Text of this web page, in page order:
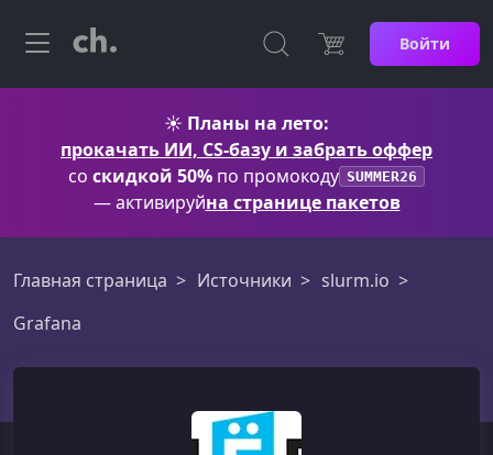
Войти
☀️ Планы на лето:
прокачать ИИ, CS-базу и забрать оффер
со скидкой 50% по промокоду SUMMER26
— активируйна странице пакетов
Главная страница Источники
slurm.io
Grafana